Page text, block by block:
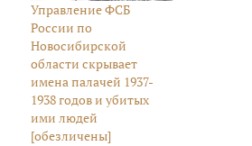
Управление ФСБ
России по
Новосибирской
области скрывает
имена палачей 1937-
1938 годов и убитых
ими людей
[обезличены]